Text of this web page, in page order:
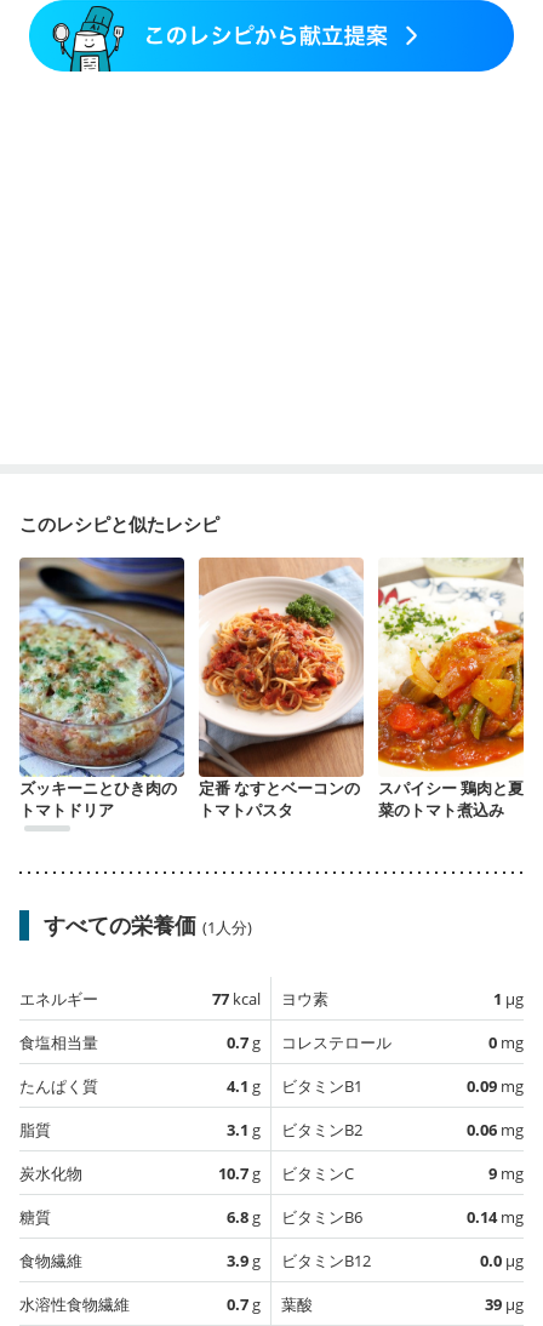
低栄養予防
このレシピと似たレシピ
ズッキーニとひき肉の
トマトドリア
定番 なすとベーコンの
トマトパスタ
スパイシー 鶏肉と夏野
菜のトマト煮込み
すべての栄養価 (1人分)
エネルギー 77 kcal
食塩相当量
0.7g
たんぱく質
4.1 g
脂質
3.1 g
炭水化物
10.7g
糖質
6.8g
食物繊維
3.9g
水溶性食物繊維
0.7g
ヨウ素 1 µg
コレステロール
0 mg
ビタミンB1
0.09 mg
ビタミンB2
0.06 mg
ビタミンC
9 mg
ビタミンB6
0.14mg
ビタミンB12
0.0 µg
葉酸
39 µg